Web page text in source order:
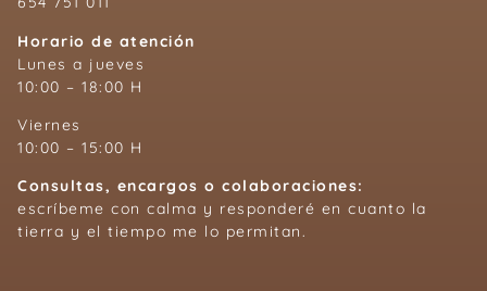
Horario de atención
Lunes a jueves
10:00 – 18:00 H
Viernes
10:00 – 15:00 H
Consultas, encargos o colaboraciones:
escríbeme con calma y responderé en cuanto la
tierra y el tiempo me lo permitan.